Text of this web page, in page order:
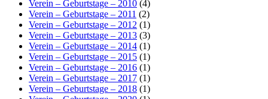
Verein – Geburtstage – 2010 (4)
Verein – Geburtstage – 2011 (2)
Verein – Geburtstage – 2012 (1)
Verein – Geburtstage – 2013 (3)
Verein – Geburtstage – 2014 (1)
Verein – Geburtstage – 2015 (1)
Verein – Geburtstage – 2016 (1)
Verein – Geburtstage – 2017 (1)
Verein – Geburtstage – 2018 (1)